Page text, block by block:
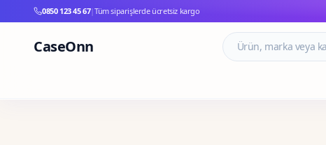
0850 123 45 67|Tüm siparişlerde ücretsiz kargo
CaseOnn